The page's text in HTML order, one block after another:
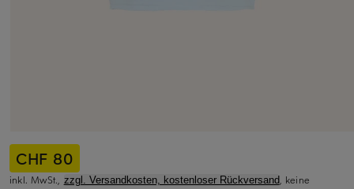
CHF 80
inkl. MwSt., zzgl. Versandkosten, kostenloser Rückversand, keine